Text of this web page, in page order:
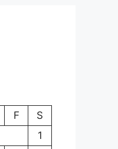
F
S
1